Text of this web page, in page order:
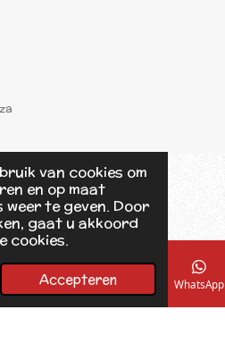
van cookies om
en op maat
te geven. Door
gaat u akkoord
cookies.
Accepteren
Kaart Facebook WhatsApp